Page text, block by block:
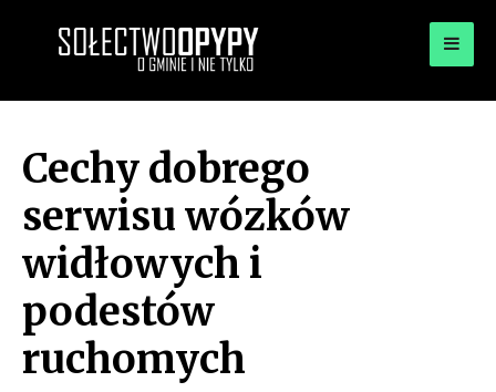
OPYPY.PL
Cechy dobrego
serwisu wózków
widłowych i
podestów
ruchomych